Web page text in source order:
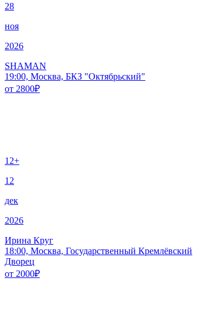
28
ноя
2026
SHAMAN
19:00, Москва, БКЗ "Октябрьский"
от 2800₽
12+
12
дек
2026
Ирина Круг
18:00, Москва, Государственный Кремлёвский
Дворец
от 2000₽